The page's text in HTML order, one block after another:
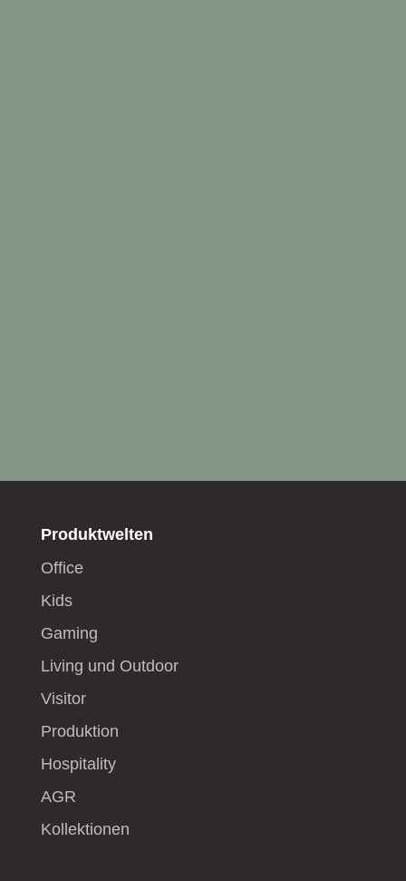
Produktwelten
Office
Kids
Gaming
Living und Outdoor
Visitor
Produktion
Hospitality
AGR
Kollektionen